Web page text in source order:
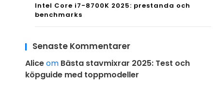
Intel Core i7-8700K 2025: prestanda och
benchmarks
Senaste Kommentarer
Aliceom Bästa stavmixrar 2025: Test och
köpguide med toppmodeller